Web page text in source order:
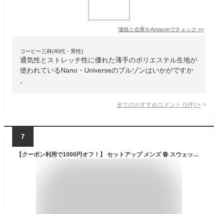
価格と在庫をAmazonでチェック >>
コーヒー三杯(40代・男性)
通気性とストレッチ性に優れた薄手のポリエステル生地が
使われているNano・Universeのブルゾンはいかがですか
。
全てのおすすめコメント (1 件) >
7
【クーポン利用で1000円オフ！】 セットアップ メンズ 春 スウェット メンズ パーカー ジョガーパンツ スウェットデニム 上下セット 2点セット ジップパーカー スリム 細身 タイト 黒 ブルー スポーツ カジュアル ストリート 春服 イケオジ ちょいワル joker ジョーカー